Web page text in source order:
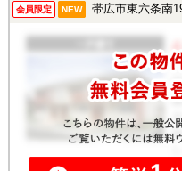
会員限定 NEW 帯広市東六条南